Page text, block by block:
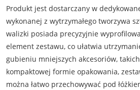
Produkt jest dostarczany w
wykonanej z wytrzymałego tworzywa
walizki posiada precyzyjnie
element zestawu, co ułatwia
gubieniu mniejszych akcesoriów,
kompaktowej formie opakowania,
można łatwo przechowywać pod